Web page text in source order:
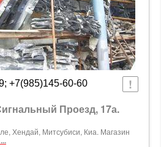
+7(985)145-60-60
Проезд, 17а.
Хендай, Митсубиси, Киа. Магазин